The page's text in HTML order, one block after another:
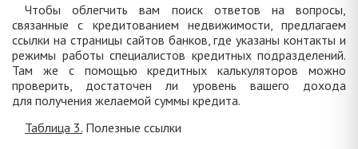
Чтобы облегчить вам поиск ответов на вопросы,
связанные с кредитованием недвижимости, предлагаем
ссылки на страницы сайтов банков, где указаны контакты и
режимы работы специалистов кредитных подразделений.
Там же с помощью кредитных калькуляторов можно
проверить, достаточен ли уровень вашего дохода
для получения желаемой суммы кредита.
Таблица 3. Полезные ссылки